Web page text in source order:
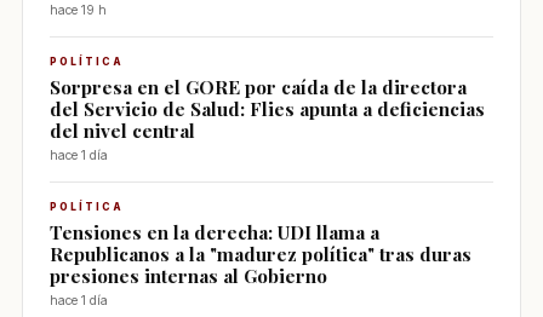
hace 19 h
POLÍTICA
Sorpresa en el GORE por caída de la directora
del Servicio de Salud: Flies apunta a deficiencias
del nivel central
hace 1 día
POLÍTICA
Tensiones en la derecha: UDI llama a
Republicanos a la "madurez política" tras duras
presiones internas al Gobierno
hace 1 día